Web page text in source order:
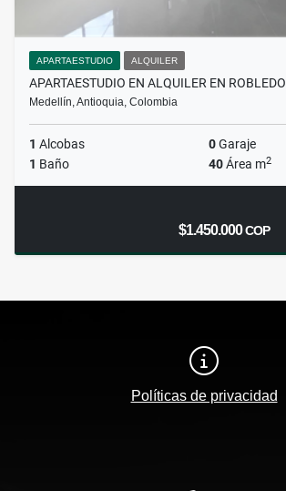
APARTAESTUDIO ALQUILER
APARTAESTUDIO EN ALQUILER EN ROBLEDO
Medellín, Antioquia, Colombia
1 Alcobas 0Garaje
1 Baño 40Área m2
$1.450.000COP
Políticas de privacidad